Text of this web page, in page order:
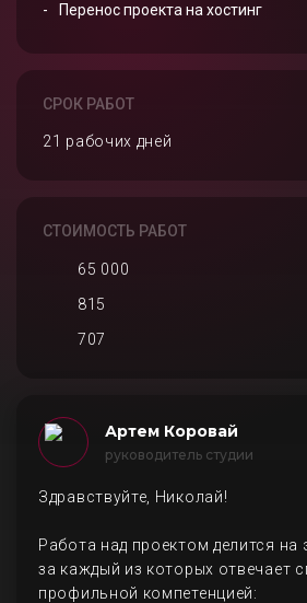
Перенос проекта на хостинг
СРОК РАБОТ
21 рабочих дней
СТОИМОСТЬ РАБОТ
65 000
815
707
Артем Коровай
руководитель студии
Здравствуйте, Николай!
Работа над проектом делится на
за каждый из которых отвечает
профильной компетенцией: